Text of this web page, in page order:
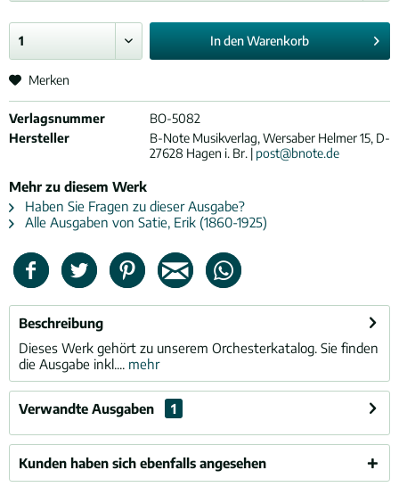
In denWarenkorb
Merken
Verlagsnummer
BO-5082
Hersteller
B-Note Musikverlag, Wersaber Helmer 15, D-
27628 Hagen i. Br. | post@bnote.de
Mehr zu diesem Werk
Haben Sie Fragen zu dieser Ausgabe?
Alle Ausgaben von Satie, Erik (1860-1925)
Beschreibung
Dieses Werk gehört zu unserem Orchesterkatalog. Sie finden
die Ausgabe inkl.... mehr
Verwandte Ausgaben 1
Kunden haben sich ebenfalls angesehen